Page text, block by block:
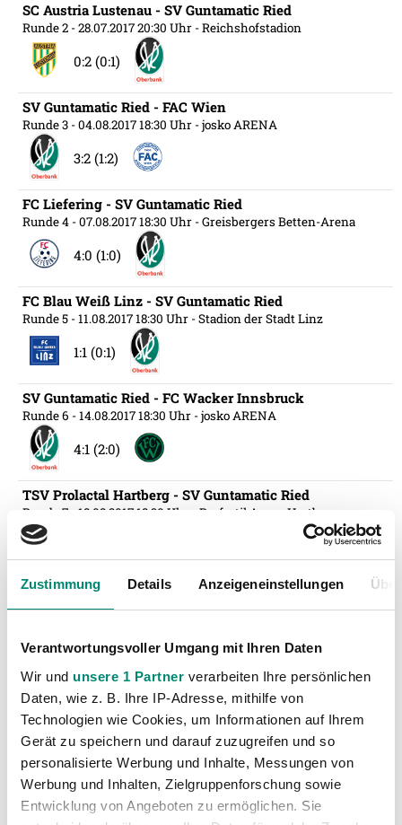
Zustimmung Details Anzeigeneinstellungen
Verantwortungsvoller Umgang mit Ihren Daten
Wir und unsere 1 Partner verarbeiten Ihre persönlichen
Daten, wie z. B. Ihre IP-Adresse, mithilfe von
Technologien wie Cookies, um Informationen auf Ihrem
Gerät zu speichern und darauf zuzugreifen und so
personalisierte Werbung und Inhalte, Messungen von
Werbung und Inhalten, Zielgruppenforschung sowie
Entwicklung von Angeboten zu ermöglichen. Sie
SC Austria Lustenau - SV Guntamatic Ried
Runde 2 - 28.07.2017 20:30 Uhr - Reichshofstadion
0:2 (0:1)
SV Guntamatic Ried - FAC Wien
Runde 3 - 04.08.2017 18:30 Uhr - josko ARENA
3:2 (1:2)
FC Liefering - SV Guntamatic Ried
Runde 4 - 07.08.2017 18:30 Uhr - Greisbergers Betten-Arena
4:0 (1:0)
FC Blau Weiß Linz - SV Guntamatic Ried
Runde 5 - 11.08.2017 18:30 Uhr - Stadion der Stadt Linz
1:1 (0:1)
SV Guntamatic Ried - FC Wacker Innsbruck
Runde 6 - 14.08.2017 18:30 Uhr - josko ARENA
4:1 (2:0)
TSV Prolactal Hartberg - SV Guntamatic Ried
Runde 7 - 18.08.2017 18:30 Uhr - Profertil Arena Hartberg
SV Guntamatic Ried - WSG Swarovski Wattens
Runde 8- 25.08.2017 18:30 Uhr- josko ARENA
4:0 (0:0)
KSV 1919 - SV Guntamatic Ried
Runde 9- 08.09.2017 20:30 Uhr- Franz Fekete-Stadion
2:1 (1:1)
SC Wiener Neustadt - SV Guntamatic Ried
Runde 10- 11.09.2017 18:30 Uhr - Wiener Neustadt Arena